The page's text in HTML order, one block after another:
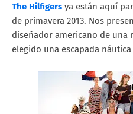
The Hilfigers ya están aquí
de primavera 2013. Nos
diseñador americano de una
elegido una escapada